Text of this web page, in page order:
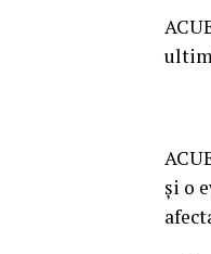
şi o